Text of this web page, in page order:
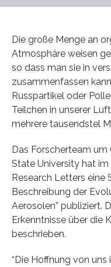
Die große Menge an
Atmosphäre weisen
so dass man sie in
zusammenfassen
Russpartikel oder
Teilchen in unserer
mehrere tausendstel
Das Forscherteam
State University hat
Research Letters eine
Beschreibung der
Aerosolen” publiziert.
Erkenntnisse über die
beschrieben.
“Die Hoffnung von